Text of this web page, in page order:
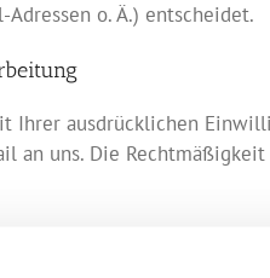
Adressen o. Ä.) entscheidet.
Ihrer ausdrücklichen
an uns. Die
Ihrer Einwilligung